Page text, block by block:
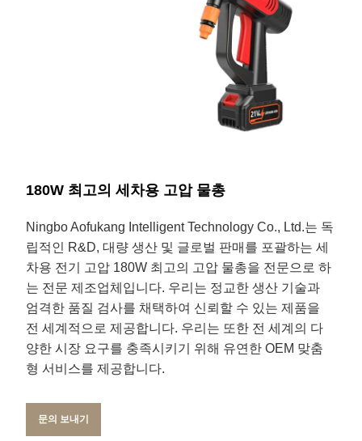
180W 최고의 세차용 고압 물총
Ningbo Aofukang Intelligent Technology Co., Ltd.는 독
립적인 R&D, 대량 생산 및 글로벌 판매를 포괄하는 세
차용 전기 고압 180W 최고의 고압 물총을 전문으로 하
는 전문 제조업체입니다. 우리는 정교한 생산 기술과
엄격한 품질 검사를 채택하여 신뢰할 수 있는 제품을
전 세계적으로 제공합니다. 우리는 또한 전 세계의 다
양한 시장 요구를 충족시키기 위해 유연한 OEM 맞춤
형 서비스를 제공합니다.
문의 보내기